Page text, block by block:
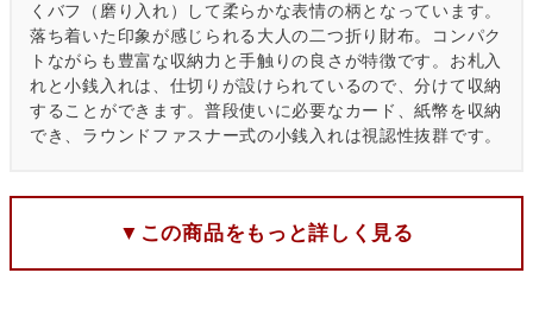
くバフ（磨り入れ）して柔らかな表情の柄となっています。
落ち着いた印象が感じられる大人の二つ折り財布。コンパク
トながらも豊富な収納力と手触りの良さが特徴です。お札入
れと小銭入れは、仕切りが設けられているので、分けて収納
することができます。普段使いに必要なカード、紙幣を収納
でき、ラウンドファスナー式の小銭入れは視認性抜群です。
▼この商品をもっと詳しく見る